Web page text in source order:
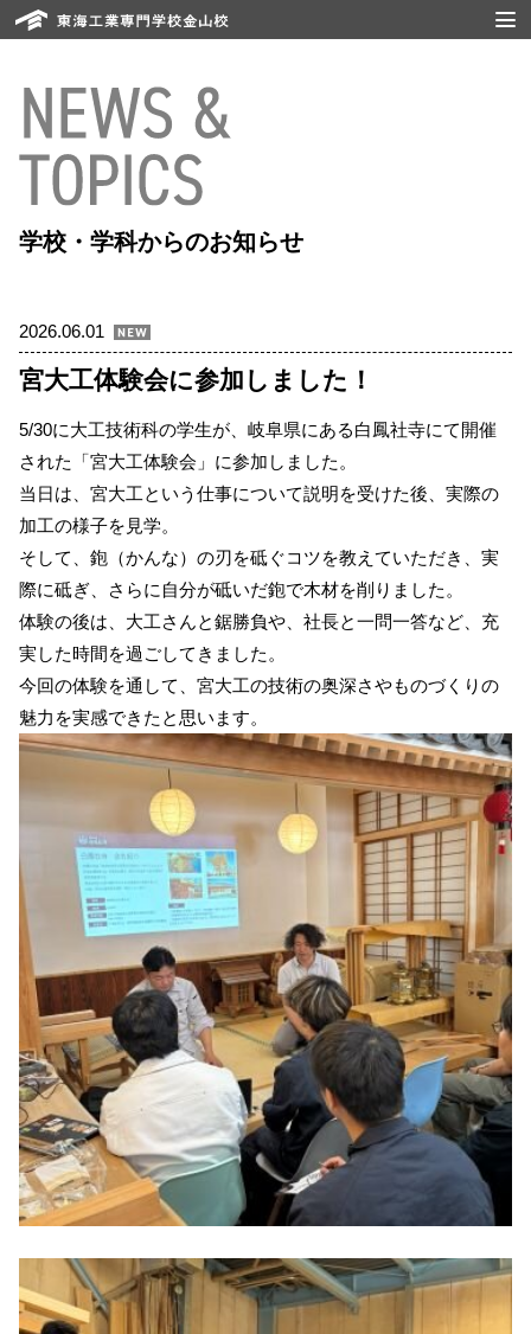
学校・学科からのお知らせ
2026.06.01
宮大工体験会に参加しました！
5/30に大工技術科の学生が、岐阜県にある白鳳社寺にて開催
された「宮大工体験会」に参加しました。
当日は、宮大工という仕事について説明を受けた後、実際の
加工の様子を見学。
そして、鉋（かんな）の刃を砥ぐコツを教えていただき、実
際に砥ぎ、さらに自分が砥いだ鉋で木材を削りました。
体験の後は、大工さんと鋸勝負や、社長と一問一答など、充
実した時間を過ごしてきました。
今回の体験を通して、宮大工の技術の奥深さやものづくりの
魅力を実感できたと思います。